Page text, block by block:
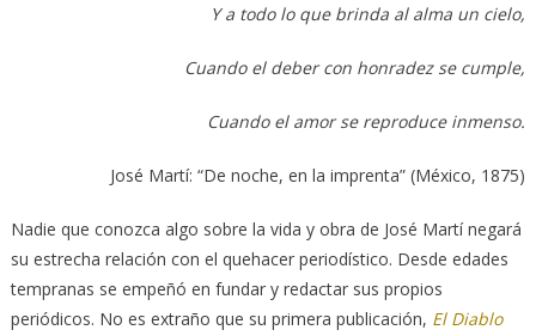
Y a todo lo que brinda al alma un cielo,
Cuando el deber con honradez se cumple,
Cuando el amor se reproduce inmenso.
José Martí: “De noche, en la imprenta” (México, 1875)
Nadie que conozca algo sobre la vida y obra de José Martí negará
su estrecha relación con el quehacer periodístico. Desde edades
tempranas se empeñó en fundar y redactar sus propios
periódicos. No es extraño que su primera publicación, El Diablo